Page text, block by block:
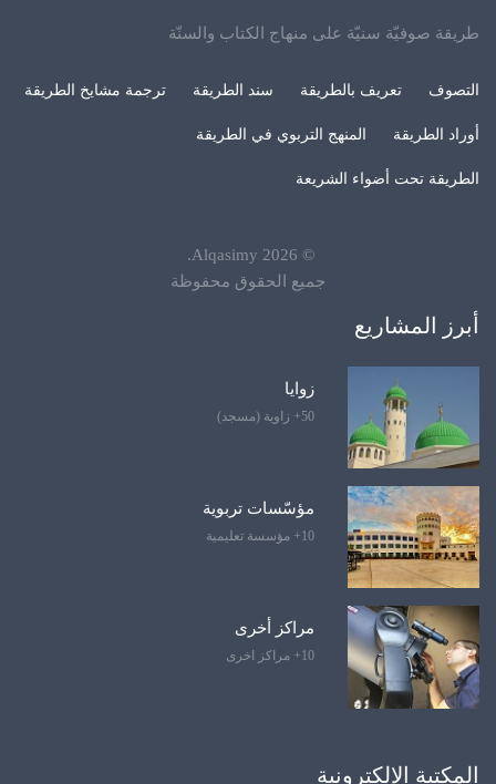
طريقة صوفيّة سنيّة على منهاج الكتاب والسنّة
التصوف تعريف بالطريقة سند الطريقة ترجمة مشايخ الطريقة
أوراد الطريقة المنهج التربوي في الطريقة
الطريقة تحت أضواء الشريعة
©
2026
Alqasimy
.
جميع الحقوق محفوظة
أبرز المشاريع
زوايا
50+ زاوية (مسجد)
مؤسّسات تربوية
10+ مؤسسة تعليمية
مراكز أخرى
10+ مراكز اخرى
المكتبة الإلكترونية